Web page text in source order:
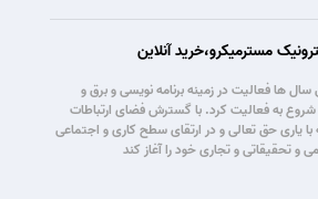
مسترمیکرو،خرید آنلاین
ها فعالیت در زمینه برنامه نویسی و برق و
الکترونیک، از سال 1385 شروع به فعالیت کرد. با گسترش فضای ارتباطات
یاری حق تعالی و در ارتقای سطح کاری و اجتماعی
و تحقیقاتی و تجاری خود را آغاز کند